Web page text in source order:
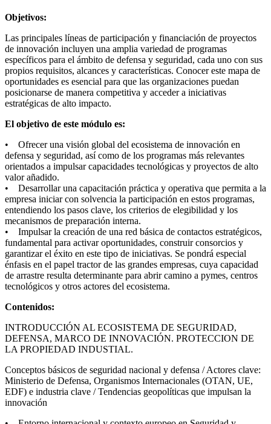
Objetivos:
Las principales líneas de participación y financiación de proyectos
de innovación incluyen una amplia variedad de programas
específicos para el ámbito de defensa y seguridad, cada uno con sus
propios requisitos, alcances y características. Conocer este mapa de
oportunidades es esencial para que las organizaciones puedan
posicionarse de manera competitiva y acceder a iniciativas
estratégicas de alto impacto.
El objetivo de este módulo es:
• Ofrecer una visión global del ecosistema de innovación en
defensa y seguridad, así como de los programas más relevantes
orientados a impulsar capacidades tecnológicas y proyectos de alto
valor añadido.
• Desarrollar una capacitación práctica y operativa que permita a la
empresa iniciar con solvencia la participación en estos programas,
entendiendo los pasos clave, los criterios de elegibilidad y los
mecanismos de preparación interna.
• Impulsar la creación de una red básica de contactos estratégicos,
fundamental para activar oportunidades, construir consorcios y
garantizar el éxito en este tipo de iniciativas. Se pondrá especial
énfasis en el papel tractor de las grandes empresas, cuya capacidad
de arrastre resulta determinante para abrir camino a pymes, centros
tecnológicos y otros actores del ecosistema.
Contenidos:
INTRODUCCIÓN AL ECOSISTEMA DE SEGURIDAD,
DEFENSA, MARCO DE INNOVACIÓN. PROTECCION DE
LA PROPIEDAD INDUSTIAL.
Conceptos básicos de seguridad nacional y defensa / Actores clave:
Ministerio de Defensa, Organismos Internacionales (OTAN, UE,
EDF) e industria clave / Tendencias geopolíticas que impulsan la
innovación